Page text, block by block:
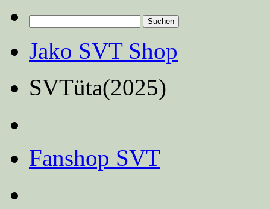
nach:
Jako SVT Shop
SVTüta(2025)
Fanshop SVT